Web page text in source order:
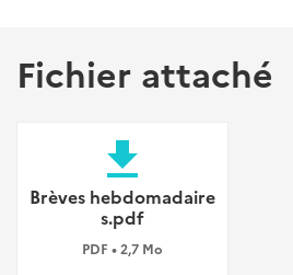
Fichier attaché
file_download
Brèves hebdomadaire
s.pdf
PDF • 2,7 Mo